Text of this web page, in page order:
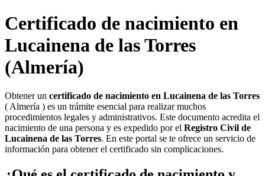
Certificado de nacimiento en
Lucainena de las Torres
(Almería)
Obtener un certificado de nacimiento en Lucainena de las Torres
( Almería ) es un trámite esencial para realizar muchos
procedimientos legales y administrativos. Este documento acredita el
nacimiento de una persona y es expedido por el Registro Civil de
Lucainena de las Torres. En este portal se te ofrece un servicio de
información para obtener el certificado sin complicaciones.